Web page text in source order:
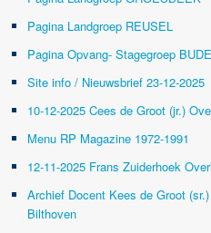
Pagina Landgroep REUSEL
Pagina Opvang- Stagegroep
Site info / Nieuwsbrief 23-12-2025
10-12-2025 Cees de Groot (jr.)
Menu RP Magazine 1972-1991
12-11-2025 Frans Zuiderhoek
Archief Docent Kees de Groot
Bilthoven